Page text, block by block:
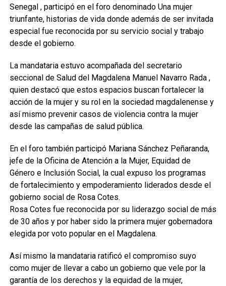
Senegal , participó en el foro denominado Una mujer
triunfante, historias de vida donde además de ser invitada
especial fue reconocida por su servicio social y trabajo
desde el gobierno.
La mandataria estuvo acompañada del secretario
seccional de Salud del Magdalena Manuel Navarro Rada ,
quien destacó que estos espacios buscan fortalecer la
acción de la mujer y su rol en la sociedad magdalenense y
así mismo prevenir casos de violencia contra la mujer
desde las campañas de salud pública.
En el foro también participó Mariana Sánchez Peñaranda,
jefe de la Oficina de Atención a la Mujer, Equidad de
Género e Inclusión Social, la cual expuso los programas
de fortalecimiento y empoderamiento liderados desde el
gobierno social de Rosa Cotes.
Rosa Cotes fue reconocida por su liderazgo social de más
de 30 años y por haber sido la primera mujer gobernadora
elegida por voto popular en el Magdalena.
Así mismo la mandataria ratificó el compromiso suyo
como mujer de llevar a cabo un gobierno que vele por la
garantía de los derechos y la equidad de la mujer,